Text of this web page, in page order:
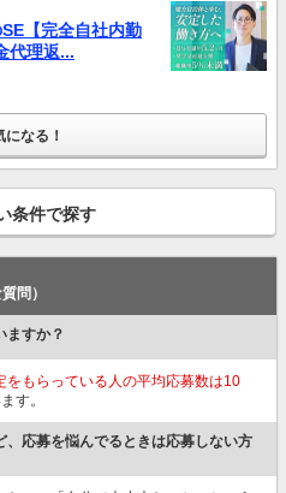
【完全自社内勤
代理返...
になる！
条件で探す
問）
ますか？
をもらっている人の平均応募数は10
す。
、応募を悩んでるときは応募しない方